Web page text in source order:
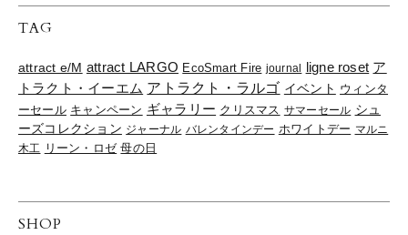
TAG
attract e/M attract LARGO EcoSmart Fire journal ligne roset ア
トラクト・イーエム アトラクト・ラルゴ イベント ウィンタ
ーセール キャンペーン ギャラリー クリスマス サマーセール シュ
ーズコレクション ジャーナル バレンタインデー ホワイトデー マルニ
木工 リーン・ロゼ 母の日
SHOP